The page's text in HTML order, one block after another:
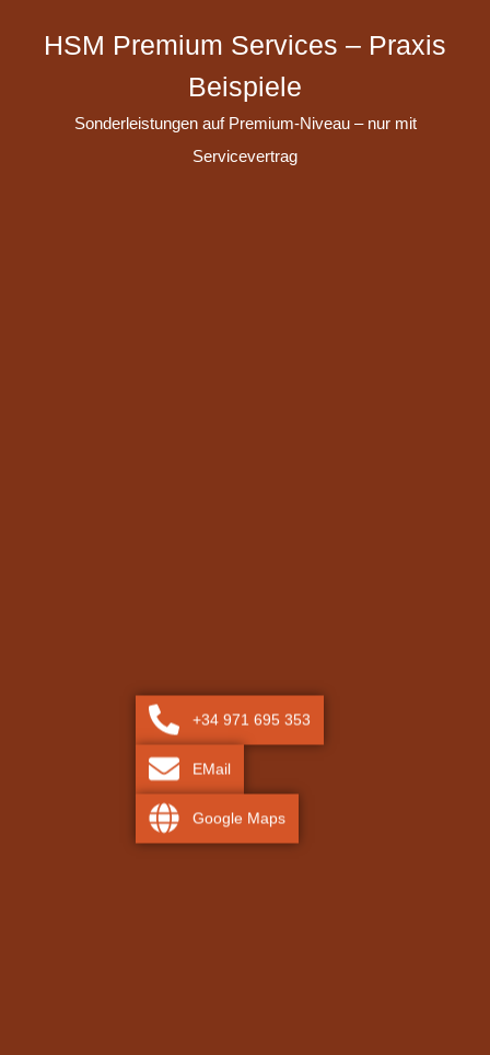
HSM Premium Services – Praxis
Beispiele
Sonderleistungen auf Premium-Niveau – nur mit
Servicevertrag
+34 971 695 353
EMail
Google Maps